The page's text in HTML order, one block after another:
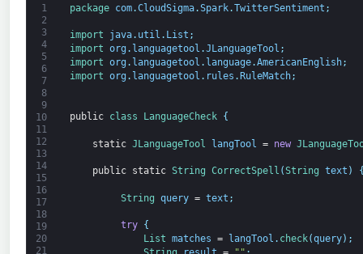
1
2
3
4
5
6
7
8
9
10
11
12
13
14
15
16
17
18
19
20
21
package com.CloudSigma.Spark.TwitterSentiment ;
import java. util . List ;
import org . languagetool .JLanguageTool ;
import org . languagetool . language.AmericanEnglish;
import org . languagetool . rules .RuleMatch;
public class LanguageCheck {
static JLanguageTool langTool = new
public static String CorrectSpell (String text )
String query = text ;
try
{
List matches = langTool . check(query) ;